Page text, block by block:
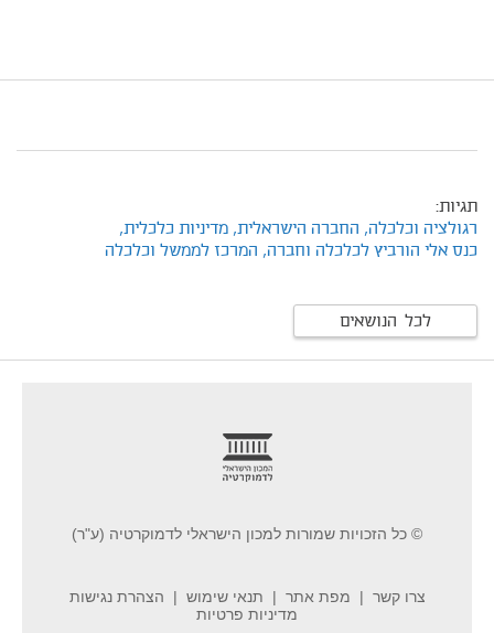
תגיות:
רגולציה וכלכלה, החברה הישראלית, מדיניות כלכלית,
כנס אלי הורביץ לכלכלה וחברה, המרכז לממשל וכלכלה
לכל הנושאים
© כל הזכויות שמורות למכון הישראלי לדמוקרטיה (ע"ר)
צרו קשר מפת אתר תנאי שימוש
הצהרת נגישות
מדיניות פרטיות